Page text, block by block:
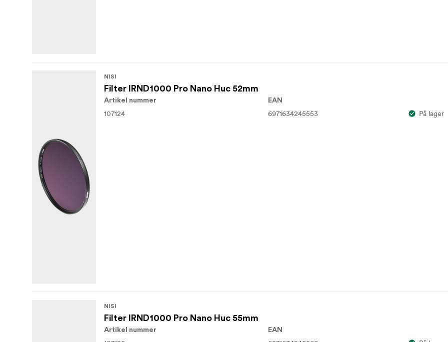
NISI
Filter IRND1000 Pro Nano Huc 52mm
Artikel nummer
107124
EAN
6971634245553 På lager
NISI
Filter IRND1000 Pro Nano Huc 55mm
Artikel nummer EAN